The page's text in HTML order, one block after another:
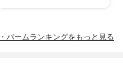
バームランキングをもっと見る